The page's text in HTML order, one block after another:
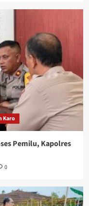
Karo
Pemilu, Kapolres
0